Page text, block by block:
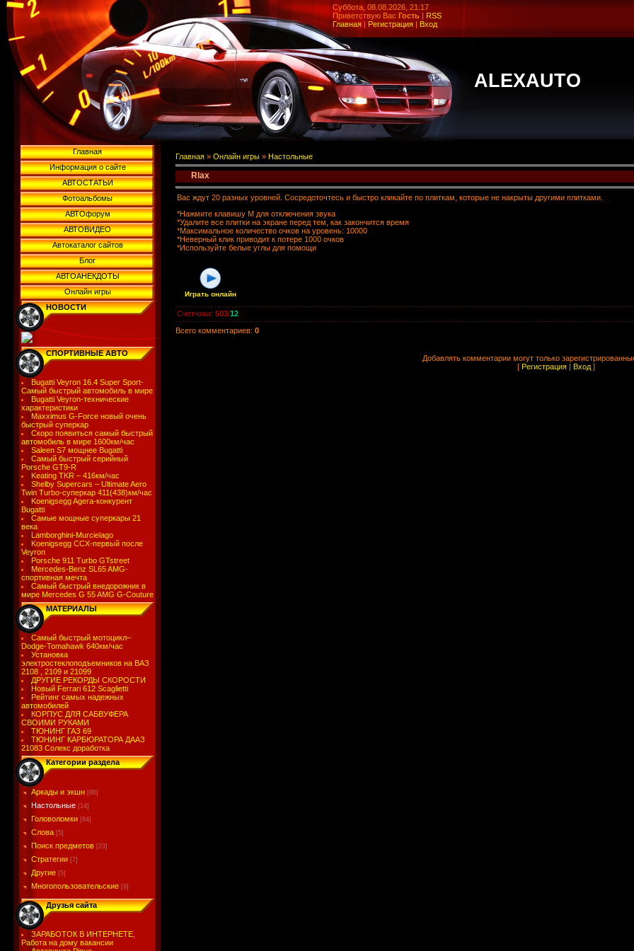
Суббота, 08.08.2026, 21:17
Приветствую Вас Гость | RSS
Главная | Регистрация | Вход
ALEXAUTO
Главная
Информация о сайте
АВТОСТАТЬИ
Фотоальбомы
АВТОфорум
АВТОВИДЕО
Автокаталог сайтов
Блог
АВТОАНЕКДОТЫ
Онлайн игры
НОВОСТИ
СПОРТИВНЫЕ АВТО
Bugatti Veyron 16.4 Super Sport-
Самый быстрый автомобиль в мире
Bugatti Veyron-технические
характеристики
Maxximus G-Force новый очень
быстрый суперкар
Скоро появиться самый быстрый
автомобиль в мире 1600км/час
Saleen S7 мощнее Bugatti
Самый быстрый серийный
Porsche GT9-R
Keating TKR – 416км/час
Shelby Supercars – Ultimate Aero
Twin Turbo-суперкар 411(438)км/час
Koenigsegg Agera-конкурент
Bugatti
Самые мощные суперкары 21
века
Lamborghini-Murcielago
Koenigsegg CCX-первый после
Veyron
Porsche 911 Turbo GTstreet
Mercedes-Benz SL65 AMG-
спортивная мечта
Самый быстрый внедорожник в
мире Mercedes G 55 AMG G-Couture
МАТЕРИАЛЫ
Самый быстрый мотоцикл–
Dodge-Tomahawk 640км/час
Установка
электростеклоподъемников на ВАЗ
2108 , 2109 и 21099
ДРУГИЕ РЕКОРДЫ СКОРОСТИ
Новый Ferrari 612 Scaglietti
Рейтинг самых надежных
автомобилей
КОРПУС ДЛЯ САБВУФЕРА
СВОИМИ РУКАМИ
ТЮНИНГ ГАЗ 69
ТЮНИНГ КАРБЮРАТОРА ДААЗ
21083 Солекс доработка
Категории раздела
Аркады и экшн [86]
Настольные [14]
Головоломки [64]
Слова [5]
Поиск предметов [23]
Стратегии [7]
Другие [5]
Многопользовательские [9]
Друзья сайта
ЗАРАБОТОК В ИНТЕРНЕТЕ,
Работа на дому вакансии
Главная » Онлайн игры » Настольные
Rlax
Вас ждут 20 разных уровней. Сосредоточтесь и быстро кликайте по плиткам, которые не накрыты другими плитками.
*Нажмите клавишу M для отключения звука
*Удалите все плитки на экране перед тем, как закончится время
*Максимальное количество очков на уровень: 10000
*Неверный клик приводит к потере 1000 очков
*Используйте белые углы для помощи
Играть онлайн
Счетчики: 503/12
Всего комментариев: 0
Добавлять комментарии могут только
[ Регистрация Вход ]